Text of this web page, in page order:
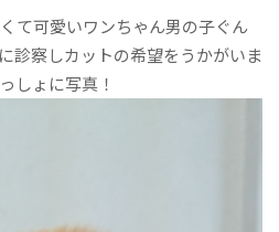
て可愛いワンちゃん男の子ぐん
診察しカットの希望をうかがいま
しょに写真！